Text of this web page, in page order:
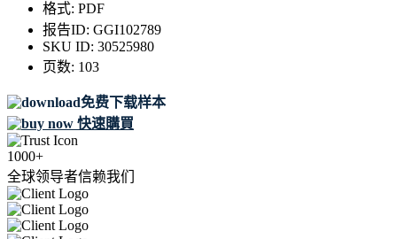
格式: PDF
报告ID: GGI102789
SKU ID: 30525980
页数: 103
免费下载样本
快速購買
1000+
全球领导者信赖我们